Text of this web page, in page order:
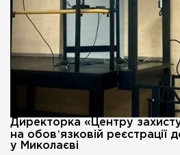
Директорка «Центру
на обовʼязковій реєстрації
у Миколаєві